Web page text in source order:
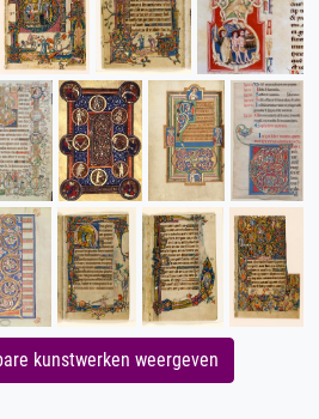
kunstwerken weergeven